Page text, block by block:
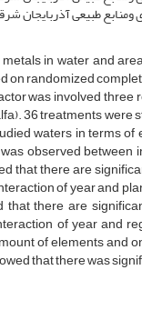
طبیعی آذربایجان
in water and
on randomized
was involved
36 treatments
waters in terms
observed
that there are
of year and
there are
of year and
of elements and
that there was